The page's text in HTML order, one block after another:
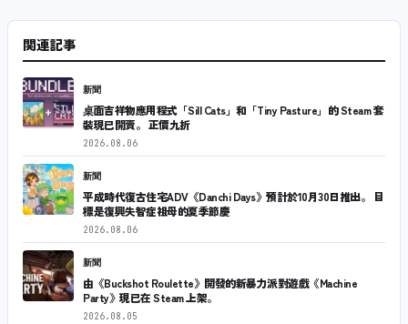
関連記事
新聞
桌面吉祥物應用程式「Sill Cats」和「Tiny Pasture」的 Steam 套
裝現已開賣。 正價九折
2026.08.06
新聞
平成時代復古住宅ADV《Danchi Days》預計於10月30日推出。 目
標是復興失智症祖母的夏季節慶
2026.08.06
新聞
由《Buckshot Roulette》開發的新暴力派對遊戲《Machine
Party》現已在 Steam 上架。
2026.08.05